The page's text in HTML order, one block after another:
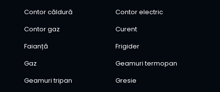
Contor căldură
Contor electric
Contor gaz
Curent
Faianță
Frigider
Gaz
Geamuri termopan
Geamuri tripan
Gresie